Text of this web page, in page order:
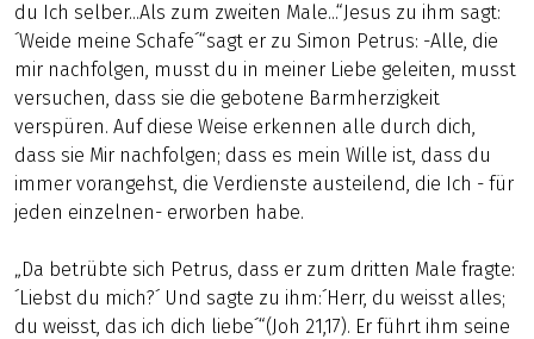
du Ich selber...Als zum zweiten Male...“Jesus zu ihm sagt:
´Weide meine Schafe´“sagt er zu Simon Petrus: -Alle, die
mir nachfolgen, musst du in meiner Liebe geleiten, musst
versuchen, dass sie die gebotene Barmherzigkeit
verspüren. Auf diese Weise erkennen alle durch dich,
dass sie Mir nachfolgen; dass es mein Wille ist, dass du
immer vorangehst, die Verdienste austeilend, die Ich - für
jeden einzelnen- erworben habe.
„Da betrübte sich Petrus, dass er zum dritten Male fragte:
´Liebst du mich?´ Und sagte zu ihm:´Herr, du weisst alles;
du weisst, das ich dich liebe´“(Joh 21,17). Er führt ihm seine